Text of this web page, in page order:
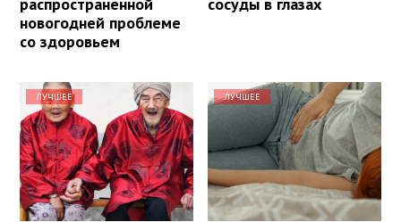
распространенной
новогодней проблеме
со здоровьем
сосуды в глазах
ЛУЧШЕЕ ЛУЧШЕЕ